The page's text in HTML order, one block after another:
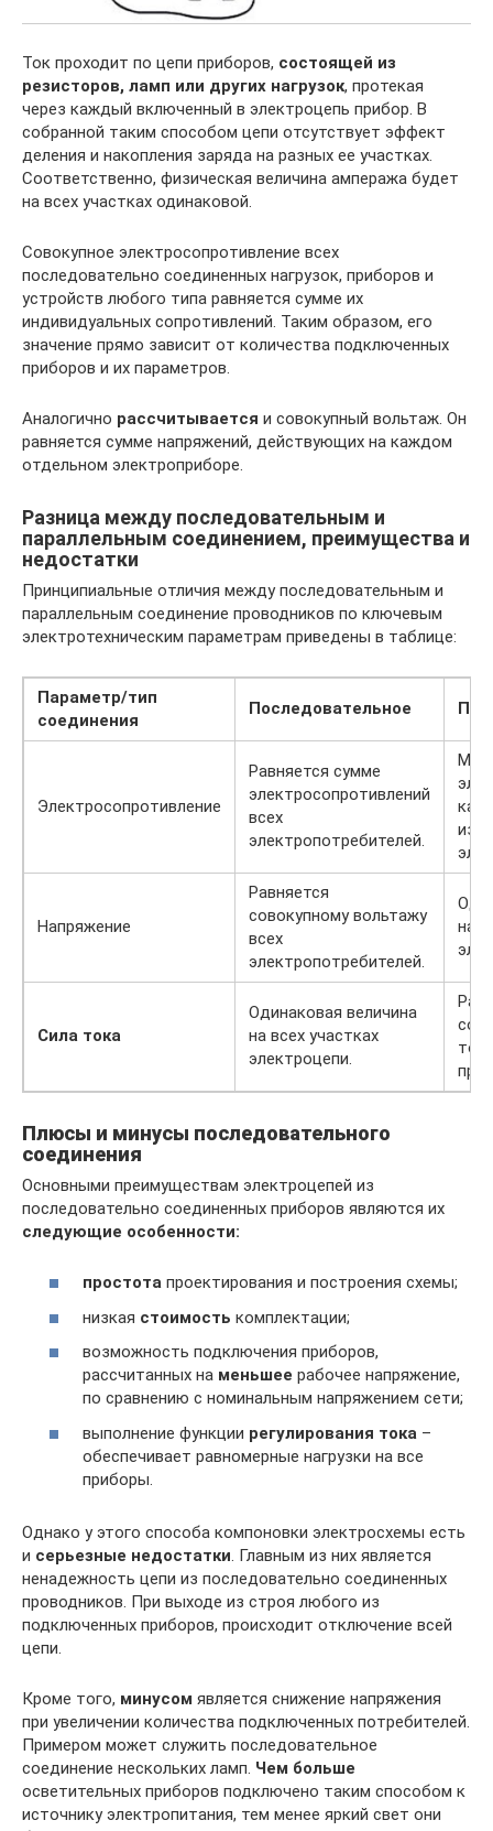
Ток проходит по цепи приборов, состоящей из
резисторов, ламп или других нагрузок, протекая
через каждый включенный в электроцепь прибор. В
собранной таким способом цепи отсутствует эффект
деления и накопления заряда на разных ее участках.
Соответственно, физическая величина ампеража будет
на всех участках одинаковой.
Совокупное электросопротивление всех
последовательно соединенных нагрузок, приборов и
устройств любого типа равняется сумме их
индивидуальных сопротивлений. Таким образом, его
значение прямо зависит от количества подключенных
приборов и их параметров.
Аналогично рассчитывается и совокупный вольтаж. Он
равняется сумме напряжений, действующих на каждом
отдельном электроприборе.
Разница между последовательным и
параллельным соединением, преимущества и
недостатки
Принципиальные отличия между последовательным и
параллельным соединение проводников по ключевым
электротехническим параметрам приведены в таблице:
Параметр/тип
соединения
Последовательное
Электросопротивление
Равняется сумме
электросопротивлений
всех
электропотребителей.
из
Напряжение
Равняется
совокупному вольтажу
всех
электропотребителей.
на
Сила тока
Одинаковая величина
на всех участках
электроцепи.
Плюсы и минусы последовательного
соединения
Основными преимуществам электроцепей из
последовательно соединенных приборов являются их
следующие особенности:
простота проектирования и построения схемы;
низкая стоимость комплектации;
возможность подключения приборов,
рассчитанных на меньшее рабочее напряжение,
по сравнению с номинальным напряжением сети;
выполнение функции регулирования тока –
обеспечивает равномерные нагрузки на все
приборы.
Однако у этого способа компоновки электросхемы есть
и серьезные недостатки. Главным из них является
ненадежность цепи из последовательно соединенных
проводников. При выходе из строя любого из
подключенных приборов, происходит отключение всей
цепи.
Кроме того, минусом является снижение напряжения
при увеличении количества подключенных потребителей.
Примером может служить последовательное
соединение нескольких ламп. Чем больше
осветительных приборов подключено таким способом к
источнику электропитания, тем менее яркий свет они